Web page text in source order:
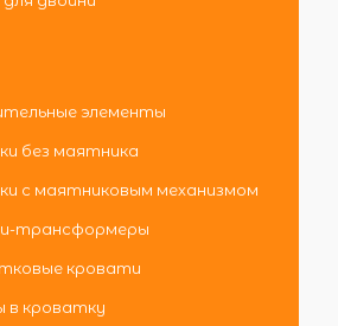
элементы
без маятника
с маятниковым механизмом
трансформеры
кровати
в кроватку